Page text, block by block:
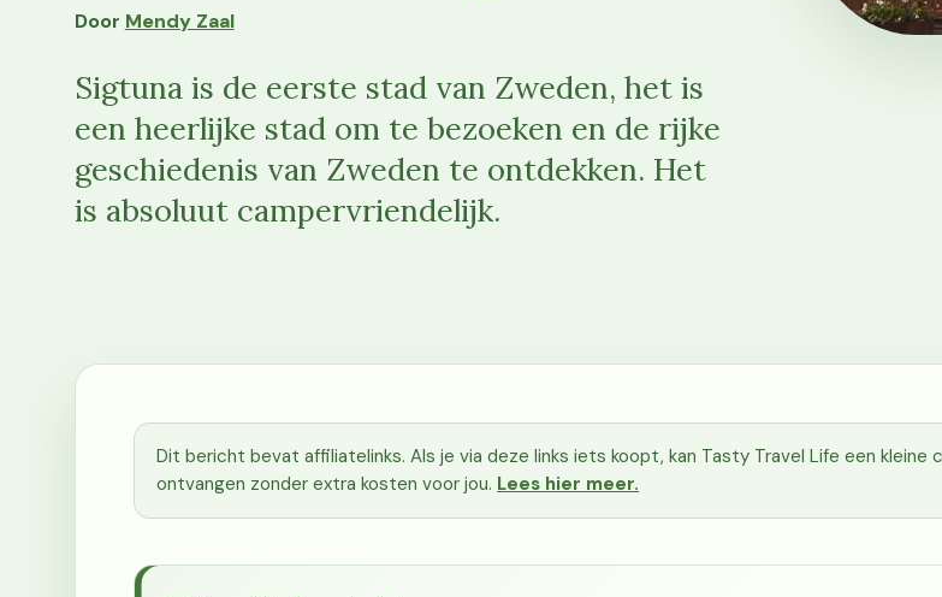
Door Mendy Zaal
Sigtuna is de eerste stad van Zweden, het is
een heerlijke stad om te bezoeken en de rijke
geschiedenis van Zweden te ontdekken. Het
is absoluut campervriendelijk.
Dit bericht bevat affiliatelinks. Als je via deze links iets koopt, kan Tasty Travel Life een kleine
ontvangen zonder extra kosten voor jou. Lees hier meer.